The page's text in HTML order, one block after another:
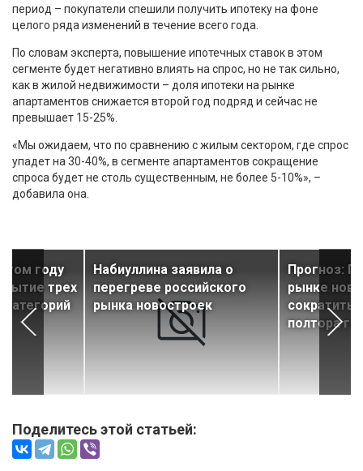
период – покупатели спешили получить ипотеку на фоне
целого ряда изменений в течение всего года.
По словам эксперта, повышение ипотечных ставок в этом
сегменте будет негативно влиять на спрос, но не так сильно,
как в жилой недвижимости – доля ипотеки на рынке
апартаментов снижается второй год подряд и сейчас не
превышает 15-25%.
«Мы ожидаем, что по сравнению с жилым сектором, где спрос
упадет на 30-40%, в сегменте апартаментов сокращение
спроса будет не столь существенным, не более 5-10%», –
добавила она.
году
трех
Набиуллина заявила о
перегреве российского
рынка новостроек
Прогноз:
рынке
полтора
Поделитесь этой статьей: